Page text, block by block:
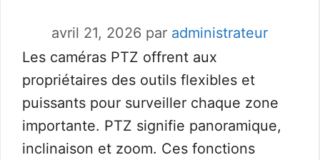
avril 21, 2026 par administrateur
Les caméras PTZ offrent aux
propriétaires des outils flexibles et
puissants pour surveiller chaque zone
importante. PTZ signifie panoramique,
inclinaison et zoom. Ces fonctions